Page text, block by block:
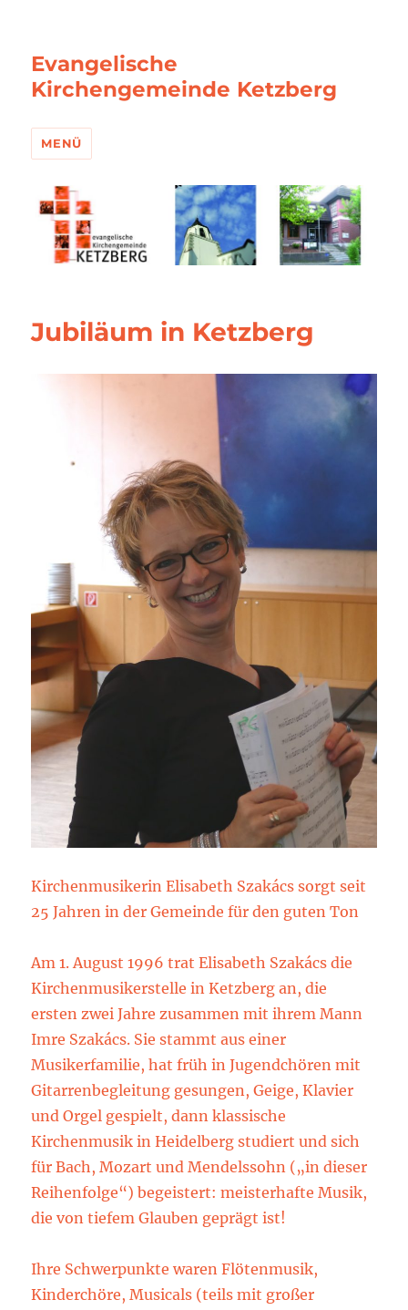
Evangelische
Kirchengemeinde Ketzberg
MENÜ
Jubiläum in Ketzberg
Kirchenmusikerin Elisabeth Szakács sorgt seit
25 Jahren in der Gemeinde für den guten Ton
Am 1. August 1996 trat Elisabeth Szakács die
Kirchenmusikerstelle in Ketzberg an, die
ersten zwei Jahre zusammen mit ihrem Mann
Imre Szakács. Sie stammt aus einer
Musikerfamilie, hat früh in Jugendchören mit
Gitarrenbegleitung gesungen, Geige, Klavier
und Orgel gespielt, dann klassische
Kirchenmusik in Heidelberg studiert und sich
für Bach, Mozart und Mendelssohn („in dieser
Reihenfolge“) begeistert: meisterhafte Musik,
die von tiefem Glauben geprägt ist!
Ihre Schwerpunkte waren Flötenmusik,
Kinderchöre, Musicals (teils mit großer